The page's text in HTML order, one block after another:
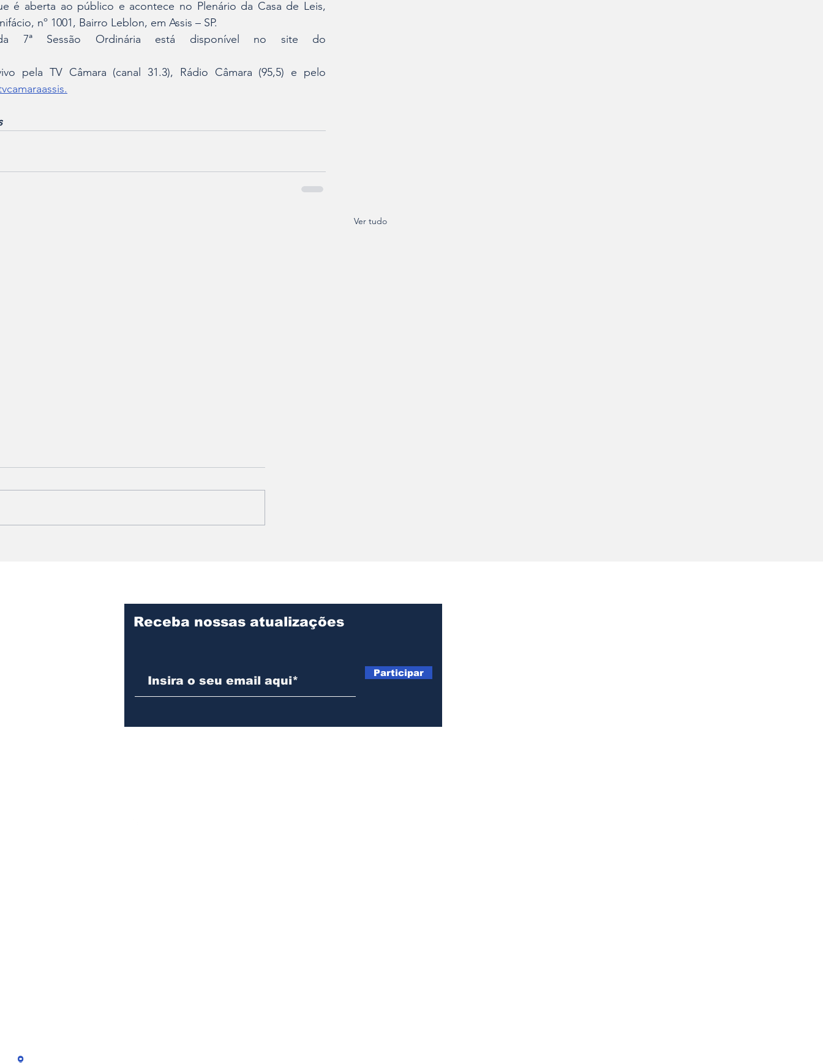
é aberta ao público e acontece no Plenário da Casa de Leis,
nº 1001, Bairro Leblon, em Assis – SP.
7ª Sessão Ordinária está disponível no site do
pela TV Câmara (canal 31.3), Rádio Câmara (95,5) e pelo
.
Ver tudo
Assis
Receba nossas atualizações
Participar